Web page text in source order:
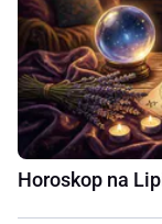
Horoskop na